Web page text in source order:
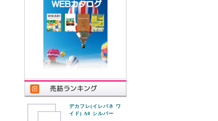
デカフレ(イレパネ ワ
イド) A0 シルバー